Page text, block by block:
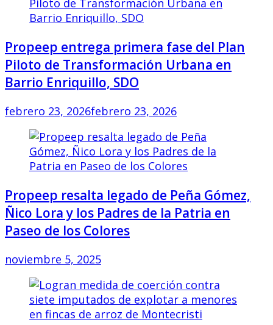
Propeep entrega primera fase del Plan
Piloto de Transformación Urbana en
Barrio Enriquillo, SDO
febrero 23, 2026febrero 23, 2026
Propeep resalta legado de Peña Gómez,
Ñico Lora y los Padres de la Patria en
Paseo de los Colores
noviembre 5, 2025